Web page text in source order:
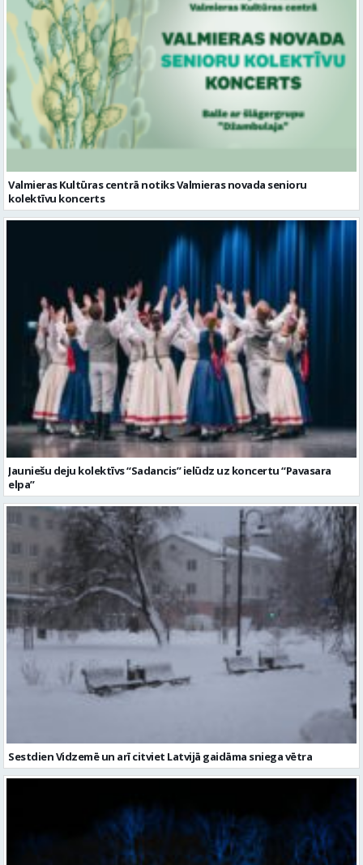
Valmieras Kultūras centrā notiks Valmieras novada senioru
kolektīvu koncerts
Jauniešu deju kolektīvs “Sadancis” ielūdz uz koncertu “Pavasara
elpa”
Sestdien Vidzemē un arī citviet Latvijā gaidāma sniega vētra